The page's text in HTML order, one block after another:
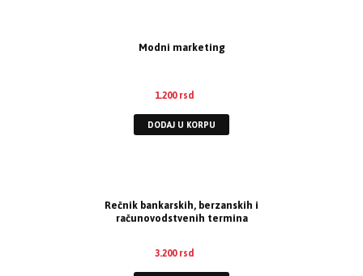
Modni marketing
1.200 rsd
DODAJ U KORPU
Rečnik bankarskih, berzanskih i
računovodstvenih termina
3.200 rsd